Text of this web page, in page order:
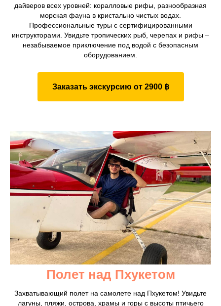
дайверов всех уровней: коралловые рифы, разнообразная
морская фауна в кристально чистых водах.
Профессиональные туры с сертифицированными
инструкторами. Увидьте тропических рыб, черепах и рифы –
незабываемое приключение под водой с безопасным
оборудованием.
Заказать экскурсию от 2900 ฿
Полет над Пхукетом
Захватывающий полет на самолете над Пхукетом! Увидьте
лагуны, пляжи, острова, храмы и горы с высоты птичьего